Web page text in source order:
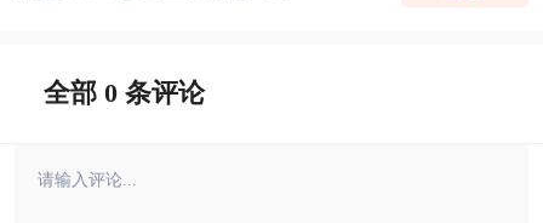
全部 0 条评论